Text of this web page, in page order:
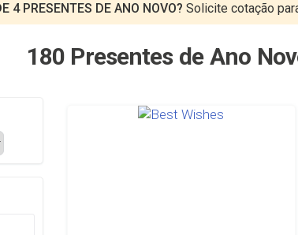
4 PRESENTES DE ANO NOVO? Solicite cotação
180 Presentes de Ano